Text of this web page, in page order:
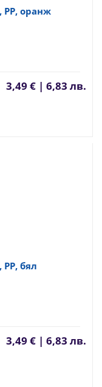
PP, оранж
3,49 € | 6,83 лв.
бял
3,49 € | 6,83 лв.